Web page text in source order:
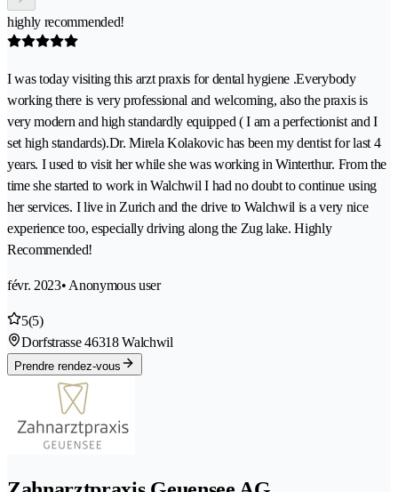
highly recommended!
I was today visiting this arzt praxis for dental hygiene .Everybody
working there is very professional and welcoming, also the praxis is
very modern and high standardly equipped ( I am a perfectionist and I
set high standards).Dr. Mirela Kolakovic has been my dentist for last 4
years. I used to visit her while she was working in Winterthur. From the
time she started to work in Walchwil I had no doubt to continue using
her services. I live in Zurich and the drive to Walchwil is a very nice
experience too, especially driving along the Zug lake. Highly
Recommended!
févr. 2023• Anonymous user
5(5)
Dorfstrasse 46318 Walchwil
Prendre rendez-vous